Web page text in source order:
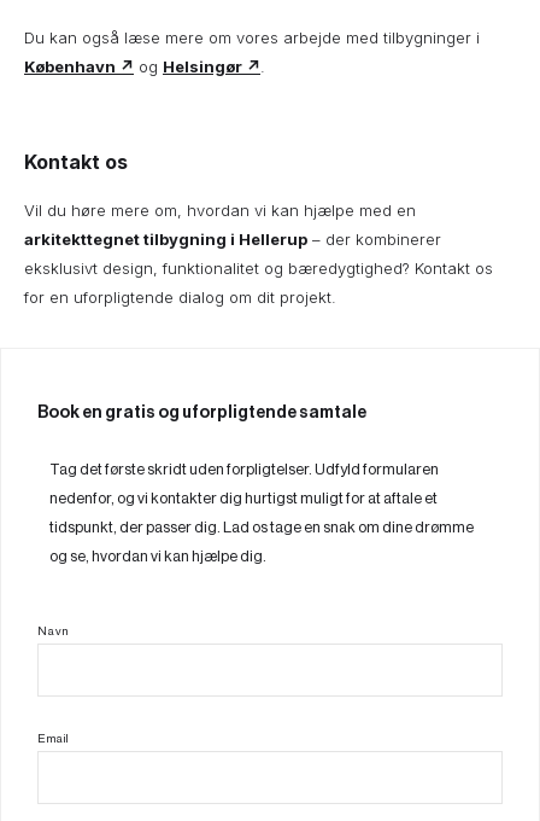
Du kan også læse mere om vores arbejde med tilbygninger i
København ↗ og Helsingør ↗.
Kontakt os
Vil du høre mere om, hvordan vi kan hjælpe med en
arkitekttegnet tilbygning i Hellerup – der kombinerer
eksklusivt design, funktionalitet og bæredygtighed? Kontakt os
for en uforpligtende dialog om dit projekt.
Book en gratis og uforpligtende samtale
Tag det første skridt uden forpligtelser. Udfyld formularen
nedenfor, og vi kontakter dig hurtigst muligt for at aftale et
tidspunkt, der passer dig. Lad os tage en snak om dine drømme
og se, hvordan vi kan hjælpe dig.
Navn
Email